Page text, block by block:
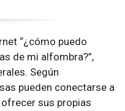
“¿cómo puedo
de mi alfombra?”,
Según
pueden conectarse a
sus propias